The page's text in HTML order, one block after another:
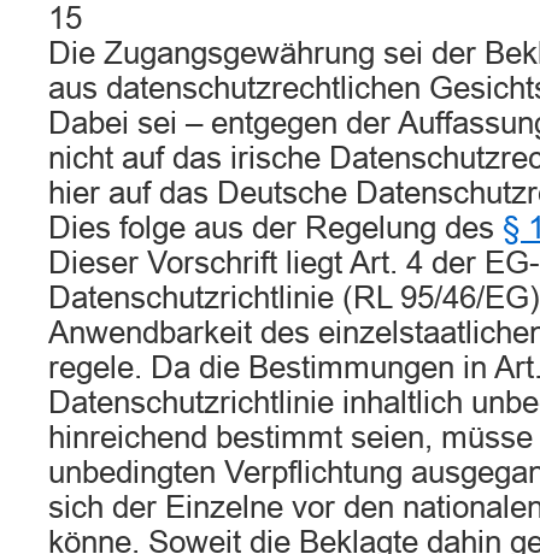
15
Die Zugangsgewährung sei der
aus datenschutzrechtlichen
Dabei sei – entgegen der
nicht auf das irische
hier auf das Deutsche
Dies folge aus der Regelung des §
Dieser Vorschrift liegt Art. 4 der EG-
Datenschutzrichtlinie (RL 95/46/
Anwendbarkeit des
regele. Da die Bestimmungen in
Datenschutzrichtlinie inhaltlich
hinreichend bestimmt seien,
unbedingten Verpflichtung
sich der Einzelne vor den
könne. Soweit die Beklagte dahin